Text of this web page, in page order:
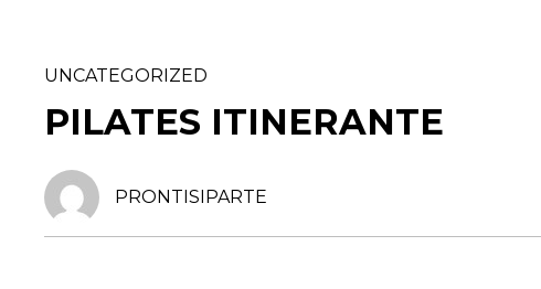
UNCATEGORIZED
PILATES ITINERANTE
PRONTISIPARTE